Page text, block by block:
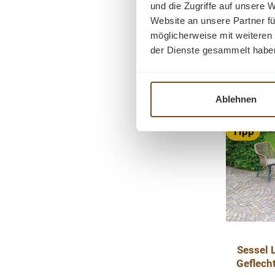
und die Zugriffe auf unsere
Website an unsere Partner
möglicherweise mit
der Dienste gesammelt
Ablehnen
mit
der
im
wurde
robust
haben.
hohen
Natur
Preise
Rabatt
Tipp
Sessel